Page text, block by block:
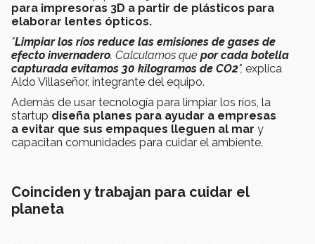
para impresoras 3D a partir de plásticos para
elaborar lentes ópticos.
"Limpiar los ríos reduce las emisiones de gases de
efecto invernadero. Calculamos que por cada botella
capturada evitamos 30 kilogramos de CO2", explica
Aldo Villaseñor, integrante del equipo.
Además de usar tecnología para limpiar los ríos, la
startup diseña planes para ayudar a empresas
a evitar que sus empaques lleguen al mar y
capacitan comunidades para cuidar el ambiente.
Coinciden y trabajan para cuidar el
planeta